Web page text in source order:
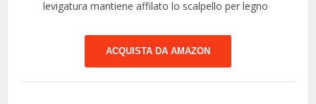
levigatura mantiene affilato lo scalpello per legno
ACQUISTA DA AMAZON